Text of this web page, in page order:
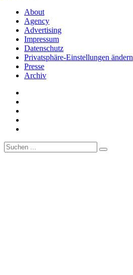
About
Agency
Advertising
Impressum
Datenschutz
Privatsphäre-Einstellungen ändern
Presse
Archiv